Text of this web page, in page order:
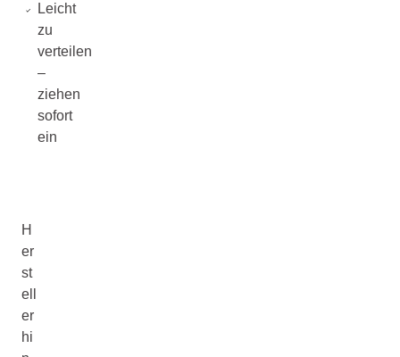
Leicht
zu
verteilen
–
ziehen
sofort
ein
H
er
st
ell
er
hi